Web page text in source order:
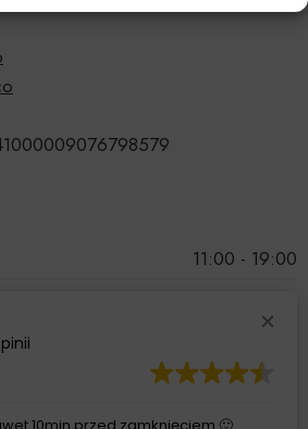
11:00 - 19:00
10min przed zamknięciem 🙂